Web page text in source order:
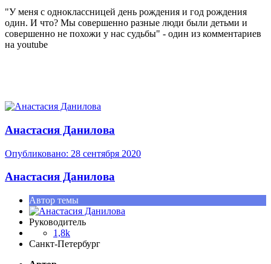
"У меня с одноклассницей день рождения и год рождения
один. И что? Мы совершенно разные люди были детьми и
совершенно не похожи у нас судьбы" - один из комментариев
на youtube
Анастасия Данилова
Опубликовано: 28 сентября 2020
Анастасия Данилова
Автор темы
Руководитель
1,8k
Санкт-Петербург